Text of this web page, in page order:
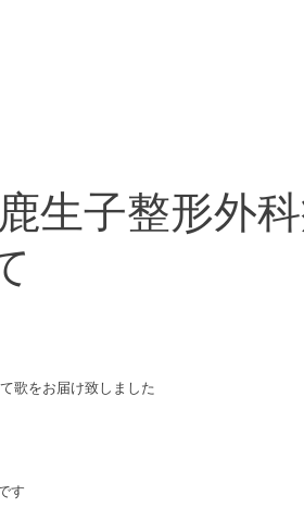
生子整形外
歌をお届け致しました
す